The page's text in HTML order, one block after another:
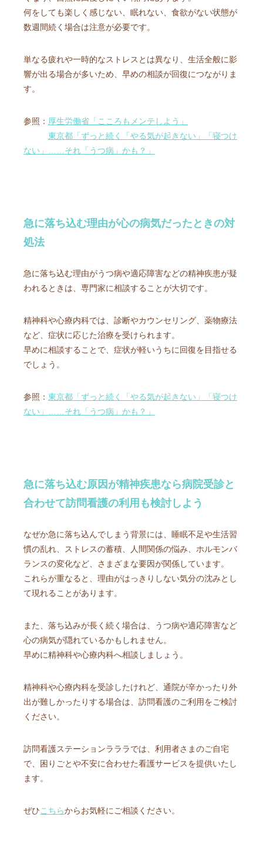
何をしても楽しく感じない、眠れない、食欲がない状態が
数週間続く場合は注意が必要です。
単なる疲れや一時的なストレスとは異なり、生活全般に影
響が出る場合が多いため、早めの相談が回復につながりま
す。
参照： 厚生労働省「こころもメンテしよう」
東京都「ずっと続く「やる気が起きない」「寝つけ
ない」……それ「うつ病」かも？」
急に落ち込む理由が心の病気だったときの対
処法
急に落ち込む理由がうつ病や適応障害などの精神疾患が疑
われるときは、専門家に相談することが大切です。
精神科や心療内科では、診断やカウンセリング、薬物療法
など、症状に応じた治療を受けられます。
早めに相談することで、症状が軽いうちに回復を目指せる
でしょう。
参照： 東京都「ずっと続く「やる気が起きない」「寝つけ
ない」……それ「うつ病」かも？」
急に落ち込む原因が精神疾患なら病院受診と
合わせて訪問看護の利用も検討しよう
なぜか急に落ち込んでしまう背景には、睡眠不足や生活習
慣の乱れ、ストレスの蓄積、人間関係の悩み、ホルモンバ
ランスの変化など、さまざまな要因が関係しています。
これらが重なると、理由がはっきりしない気分の沈みとし
て現れることがあります。
また、落ち込みが長く続く場合は、うつ病や適応障害など
心の病気が隠れているかもしれません。
早めに精神科や心療内科へ相談しましょう。
精神科や心療内科を受診したけれど、通院が辛かったり外
出が難しかったりする場合は、訪問看護のご利用をご検討
ください。
訪問看護ステーションラララでは、利用者さまのご自宅
で、困りごとや不安に合わせた看護サービスを提供いたし
ます。
ぜひこちらからお気軽にご相談ください。